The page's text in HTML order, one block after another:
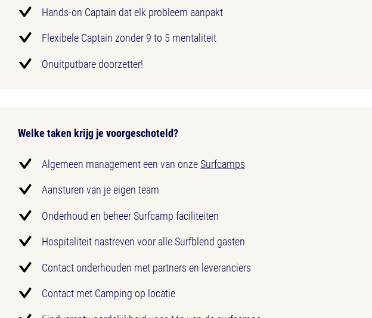
Hands-on Captain dat elk probleem aanpakt
Flexibele Captain zonder 9 to 5 mentaliteit
Onuitputbare doorzetter!
Welke taken krijg je voorgeschoteld?
Algemeen management een van onzeSurfcamps
Aansturen van je eigen team
Onderhoud en beheer Surfcamp faciliteiten
Hospitaliteit nastreven voor alle Surfblend gasten
Contact onderhouden met partners en leveranciers
Contact met Camping op locatie